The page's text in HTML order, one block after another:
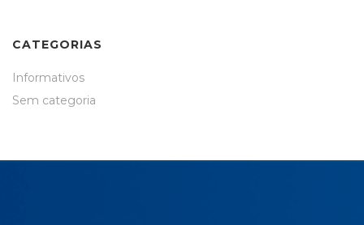
CATEGORIAS
Informativos
Sem categoria